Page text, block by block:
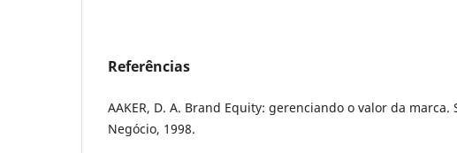
Referências
AAKER, D. A. Brand Equity: gerenciando o valor da marca.
Negócio, 1998.